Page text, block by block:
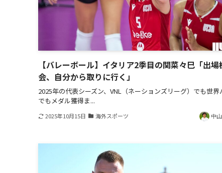
【バレーボール】イタリア2季目の関菜々巳「出場
会、自分から取りに行く」
2025年の代表シーズン、VNL（ネーションズリーグ）でも世界
でもメダル獲得ま...
2025年10月15日 海外スポーツ 中